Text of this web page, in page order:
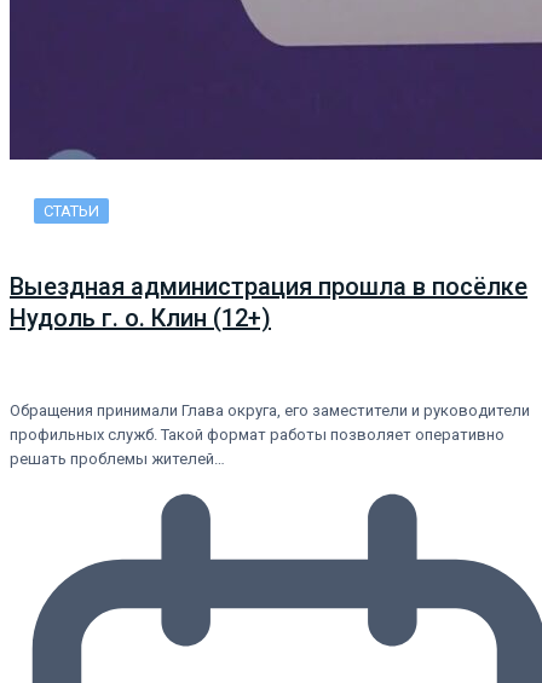
СТАТЬИ
Выездная администрация прошла в посёлке
Нудоль г. о. Клин (12+)
Обращения принимали Глава округа, его заместители и руководители
профильных служб. Такой формат работы позволяет оперативно
решать проблемы жителей…